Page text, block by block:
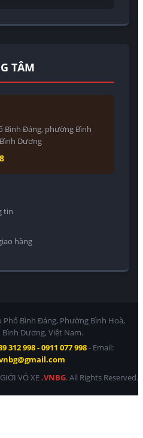
TÂM
Bình Đáng, phường Bình
Dương
tin
hàng
Phố Bình Đáng, Phường Bình Hoà,
Bình Dương, Việt Nam.
312 998 - 0911 077 998- Email:
VỎ XE.VNBG. All Rights Reserved.